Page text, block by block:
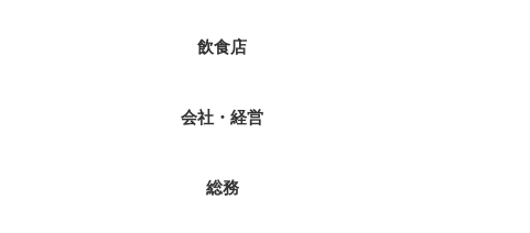
飲食店
会社・経営
総務